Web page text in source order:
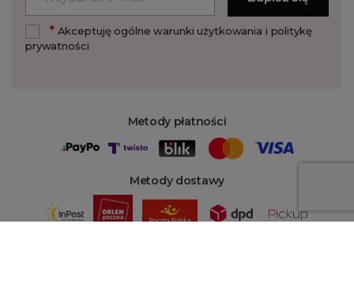
Metody płatności
Metody dostawy
*Akceptuję ogólne warunki użytkowania i politykę
prywatności